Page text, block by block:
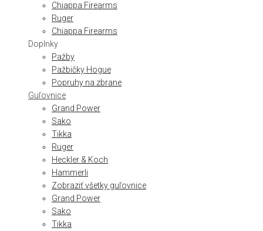
Chiappa Firearms
Ruger
Chiappa Firearms
Doplnky
Pažby
Pažbičky Hogue
Popruhy na zbrane
Guľovnice
Grand Power
Sako
Tikka
Ruger
Heckler & Koch
Hammerli
Zobraziť všetky guľovnice
Grand Power
Sako
Tikka